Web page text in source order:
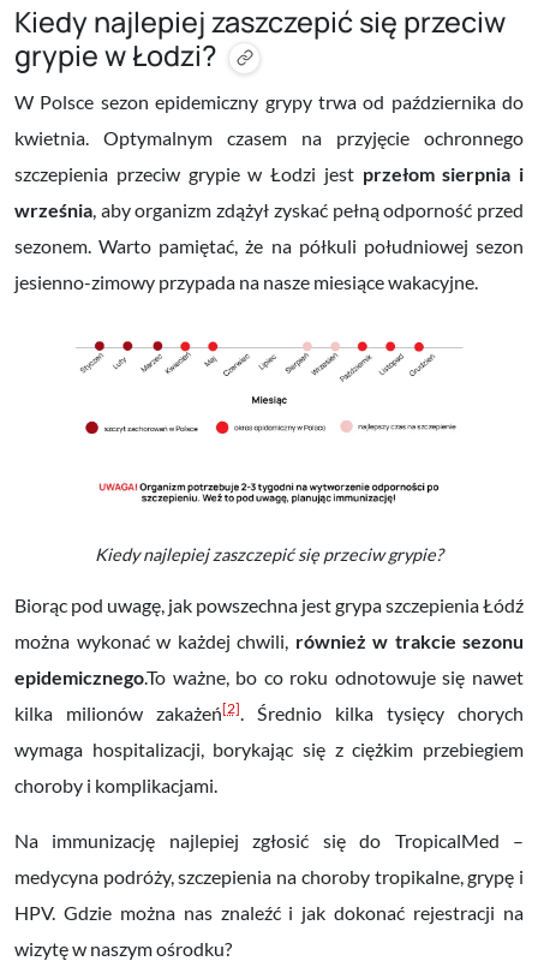
Kiedy najlepiej zaszczepić się przeciw
grypie w Łodzi?
W Polsce sezon epidemiczny grypy trwa od października do
kwietnia. Optymalnym czasem na przyjęcie ochronnego
szczepienia przeciw grypie w Łodzi jest przełom sierpnia i
września, aby organizm zdążył zyskać pełną odporność przed
sezonem. Warto pamiętać, że na półkuli południowej sezon
jesienno-zimowy przypada na nasze miesiące wakacyjne.
Kiedy najlepiej zaszczepić się przeciw grypie?
Biorąc pod uwagę, jak powszechna jest grypa szczepienia Łódź
można wykonać w każdej chwili, również w trakcie sezonu
epidemicznego.To ważne, bo co roku odnotowuje się nawet
kilka milionów zakażeń[2]. Średnio kilka tysięcy chorych
wymaga hospitalizacji, borykając się z ciężkim przebiegiem
choroby i komplikacjami.
Na immunizację najlepiej zgłosić się do TropicalMed –
medycyna podróży, szczepienia na choroby tropikalne, grypę i
HPV. Gdzie można nas znaleźć i jak dokonać rejestracji na
wizytę w naszym ośrodku?